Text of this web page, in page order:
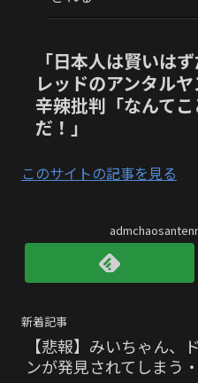
「日本人は賢いは
レッドのアンタル
辛辣批判「なんて
だ！」
このサイトの記事を見る
新着記事
【悲報】みいちゃん、
ンが発見されてしまう